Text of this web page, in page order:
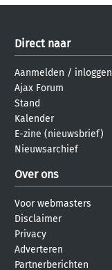
Direct naar
Aanmelden / inloggen
Ajax Forum
Stand
Kalender
E-zine (nieuwsbrief)
Nieuwsarchief
Over ons
Voor webmasters
Disclaimer
Privacy
Adverteren
Partnerberichten